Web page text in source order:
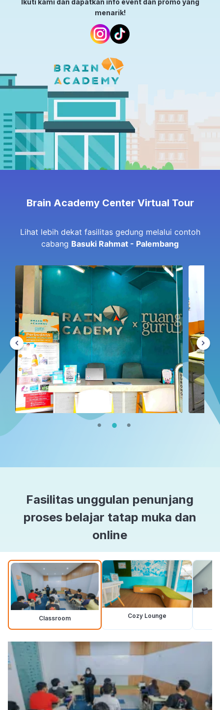
Ikuti kami dan dapatkan info event dan promo yang
menarik!
Brain Academy Center Virtual Tour
Lihat lebih dekat fasilitas gedung melalui contoh
cabang Basuki Rahmat - Palembang
Fasilitas unggulan penunjang
proses belajar tatap muka dan
online
Classroom Cozy Lounge